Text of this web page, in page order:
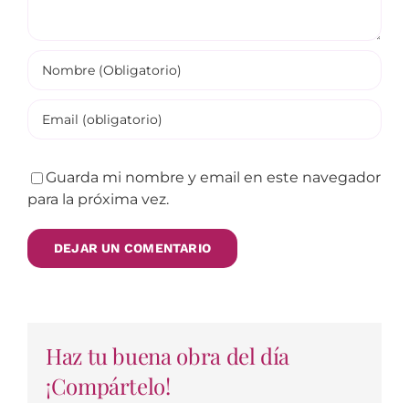
Guarda mi nombre y email en este navegador
para la próxima vez.
Haz tu buena obra del día
¡Compártelo!